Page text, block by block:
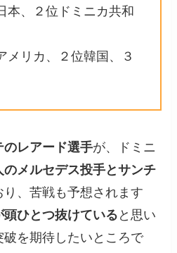
本、２位ドミニカ共和
メリカ、２位韓国、３
のレアード選手が、ドミニ
のメルセデス投手とサンチ
り、苦戦も予想されます
ひとつ抜けている と思い
破を期待したいところで